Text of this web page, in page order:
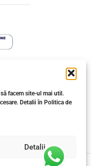
facem site-ul mai util.
Detalii în Politica de
Detalii
Gresie